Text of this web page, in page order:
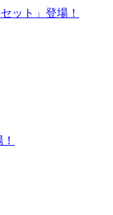
ット」登場！